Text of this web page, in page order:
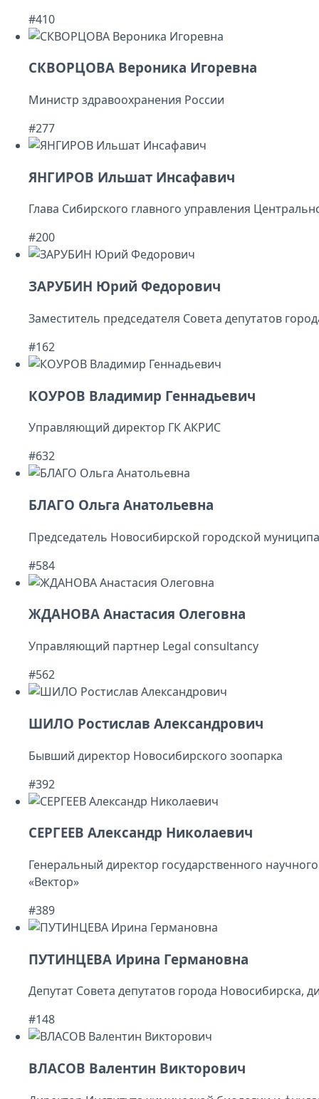
#410
СКВОРЦОВА Вероника Игоревна
Министр здравоохранения России
#277
ЯНГИРОВ Ильшат Инсафавич
Глава Сибирского главного управления
#200
ЗАРУБИН Юрий Федорович
Заместитель председателя Совета депутатов
#162
КОУРОВ Владимир Геннадьевич
Управляющий директор ГК АКРИС
#632
БЛАГО Ольга Анатольевна
Председатель Новосибирской городской
#584
ЖДАНОВА Анастасия Олеговна
Управляющий партнер Legal consultancy
#562
ШИЛО Ростислав Александрович
Бывший директор Новосибирского зоопарка
#392
СЕРГЕЕВ Александр Николаевич
Генеральный директор государственного
«Вектор»
#389
ПУТИНЦЕВА Ирина Германовна
Депутат Совета депутатов города Новосибирска,
#148
ВЛАСОВ Валентин Викторович